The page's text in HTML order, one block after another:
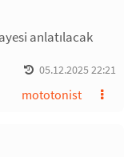
anlatılacak
05.12.2025 22:21
mototonist